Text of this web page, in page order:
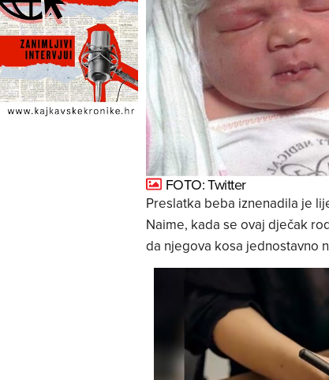
FOTO: Twitter
Preslatka beba iznenadila je
Naime, kada se ovaj dječak
da njegova kosa jednostavno